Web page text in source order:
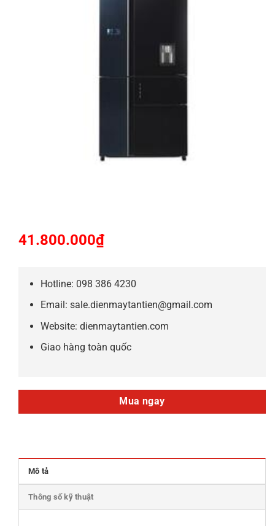
41.800.000₫
Hotline: 098 386 4230
Email: sale.dienmaytantien@gmail.com
Website: dienmaytantien.com
Giao hàng toàn quốc
Mua ngay
Mô tả
Thông số kỹ thuật